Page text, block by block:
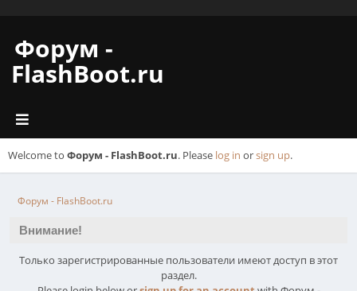
Форум -
FlashBoot.ru
Welcome to Форум - FlashBoot.ru. Please log in orsign up.
Форум - FlashBoot.ru
Внимание!
Только зарегистрированные пользователи имеют доступ в этот
раздел.